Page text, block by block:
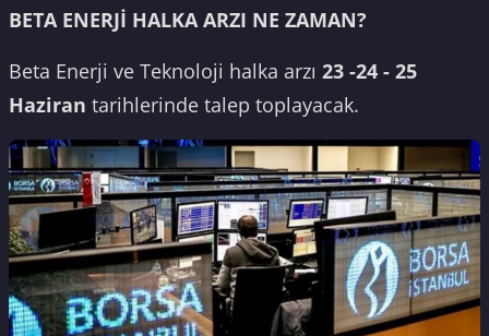
BETA ENERJİ HALKA ARZI NE ZAMAN?
Beta Enerji ve Teknoloji halka arzı 23 -24 - 25
Haziran tarihlerinde talep toplayacak.